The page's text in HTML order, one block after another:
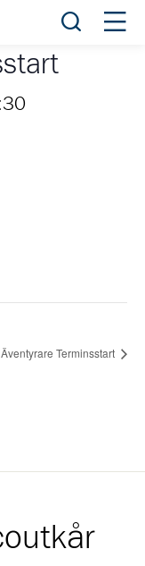
Öppna
Äventyrare Terminsstart
med E-post